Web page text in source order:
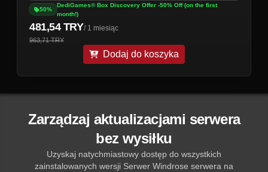
50%
DediGames® Box Discovery Offer -50% Off (on the first
month!)
481,54 TRY/ 1 miesiąc
963,71 TRY
Dodaj do koszyka
Zarządzaj aktualizacjami serwera
bez wysiłku
Uzyskaj natychmiastowy dostęp do wszystkich
zainstalowanych wersji Serwer Windrose serwera na